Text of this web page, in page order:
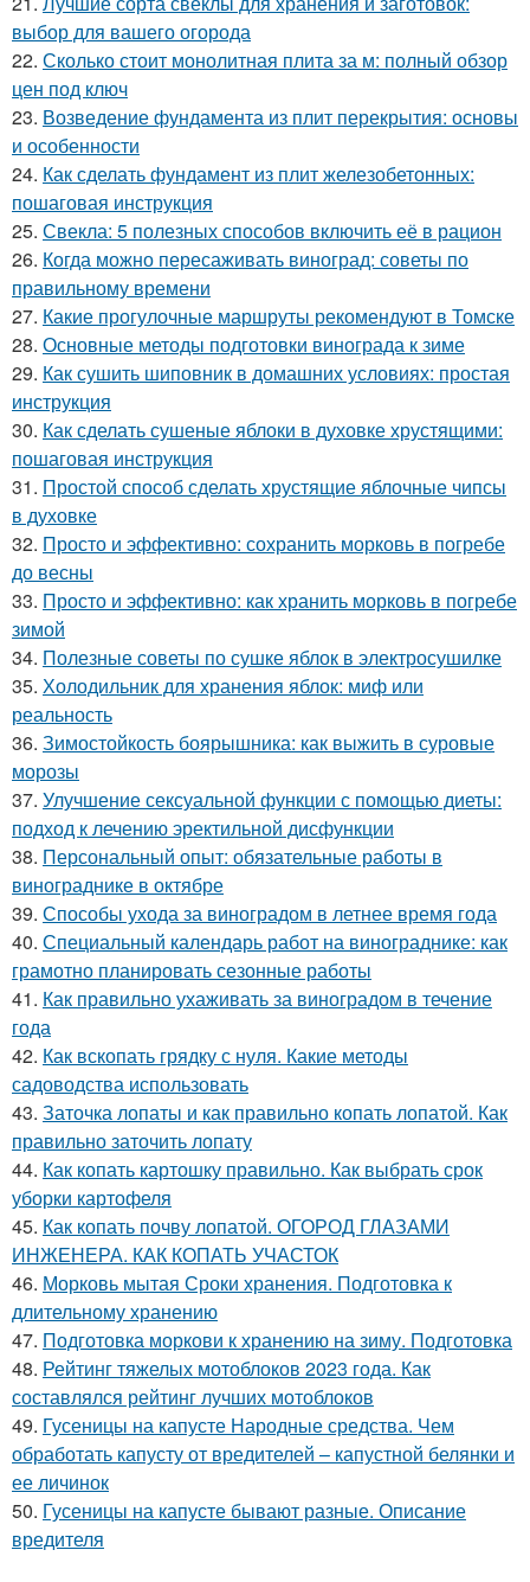
выбор для вашего огорода
22. Сколько стоит монолитная плита за м: полный обзор
цен под ключ
23. Возведение фундамента из плит перекрытия: основы
и особенности
24. Как сделать фундамент из плит железобетонных:
пошаговая инструкция
25. Свекла: 5 полезных способов включить её в рацион
26. Когда можно пересаживать виноград: советы по
правильному времени
27. Какие прогулочные маршруты рекомендуют в Томске
28. Основные методы подготовки винограда к зиме
29. Как сушить шиповник в домашних условиях: простая
инструкция
30. Как сделать сушеные яблоки в духовке хрустящими:
пошаговая инструкция
31. Простой способ сделать хрустящие яблочные чипсы
в духовке
32. Просто и эффективно: сохранить морковь в погребе
до весны
33. Просто и эффективно: как хранить морковь в погребе
зимой
34. Полезные советы по сушке яблок в электросушилке
35. Холодильник для хранения яблок: миф или
реальность
36. Зимостойкость боярышника: как выжить в суровые
морозы
37. Улучшение сексуальной функции с помощью диеты:
подход к лечению эректильной дисфункции
38. Персональный опыт: обязательные работы в
винограднике в октябре
39. Способы ухода за виноградом в летнее время года
40. Специальный календарь работ на винограднике: как
грамотно планировать сезонные работы
41. Как правильно ухаживать за виноградом в течение
года
42. Как вскопать грядку с нуля. Какие методы
садоводства использовать
43. Заточка лопаты и как правильно копать лопатой. Как
правильно заточить лопату
44. Как копать картошку правильно. Как выбрать срок
уборки картофеля
45. Как копать почву лопатой. ОГОРОД ГЛАЗАМИ
ИНЖЕНЕРА. КАК КОПАТЬ УЧАСТОК
46. Морковь мытая Сроки хранения. Подготовка к
длительному хранению
47. Подготовка моркови к хранению на зиму. Подготовка
48. Рейтинг тяжелых мотоблоков 2023 года. Как
составлялся рейтинг лучших мотоблоков
49. Гусеницы на капусте Народные средства. Чем
обработать капусту от вредителей – капустной белянки и
ее личинок
50. Гусеницы на капусте бывают разные. Описание
вредителя